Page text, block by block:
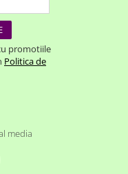
promotiile
Politica de
media